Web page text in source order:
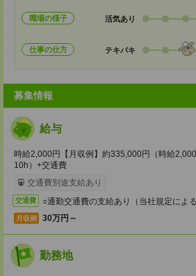
職場の様子 活気あり
仕事の仕方 テキパキ
募集情報
給与
時給2,000円【月収例】約335,000円（時給
10h）+交通費
交通費別途支給あり
交通費 ○通勤交通費の支給あり（当社規定による
月収例 30万円～
勤務地